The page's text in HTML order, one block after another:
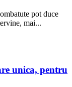
pot duce
mai...
unica, pentru